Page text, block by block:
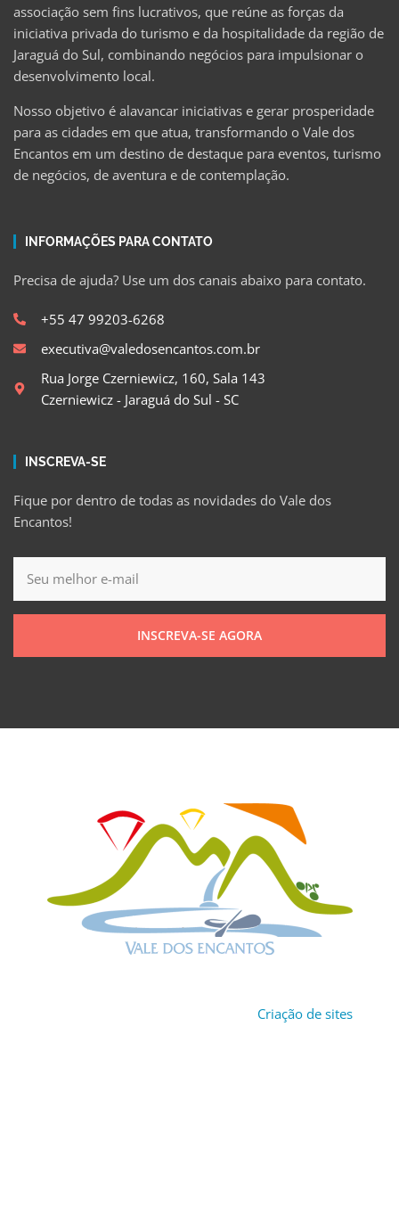
associação sem fins lucrativos, que reúne as forças da
iniciativa privada do turismo e da hospitalidade da região de
Jaraguá do Sul, combinando negócios para impulsionar o
desenvolvimento local.
Nosso objetivo é alavancar iniciativas e gerar prosperidade
para as cidades em que atua, transformando o Vale dos
Encantos em um destino de destaque para eventos, turismo
de negócios, de aventura e de contemplação.
INFORMAÇÕES PARA CONTATO
Precisa de ajuda? Use um dos canais abaixo para contato.
+55 47 99203-6268
executiva@valedosencantos.com.br
Rua Jorge Czerniewicz, 160, Sala 143
Czerniewicz - Jaraguá do Sul - SC
INSCREVA-SE
Fique por dentro de todas as novidades do Vale dos
Encantos!
INSCREVA-SE AGORA
Criação de sites